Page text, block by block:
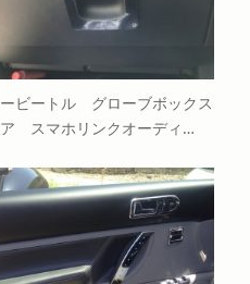
ビートル グローブボックス
ア スマホリンクオーディ…